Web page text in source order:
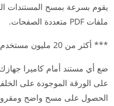
يقوم بسرعة بمسح المستندات
ملفات PDF متعددة الصفحات.
*** أكثر من 20 مليون مستخدم *** 1000 شركة صغيرة ***
ضع أي مستند أمام كاميرا
على الورقة الموجودة على
الحصول على مسح واضح